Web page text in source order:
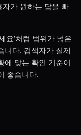
가 원하는 답을 빠
요’처럼 범위가 넓은
니다. 검색자가 실제
에 맞는 확인 기준이
좋습니다.